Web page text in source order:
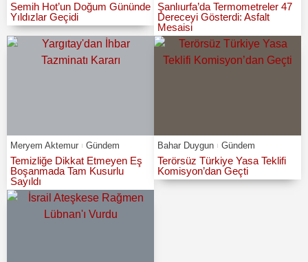
Semih Hot’un Doğum Gününde
Yıldızlar Geçidi
Şanlıurfa’da Termometreler 47
Dereceyi Gösterdi: Asfalt
Mesaisi
Meryem Aktemur Gündem
Temizliğe Dikkat Etmeyen Eş
Boşanmada Tam Kusurlu
Sayıldı
Bahar Duygun Gündem
Terörsüz Türkiye Yasa Teklifi
Komisyon’dan Geçti